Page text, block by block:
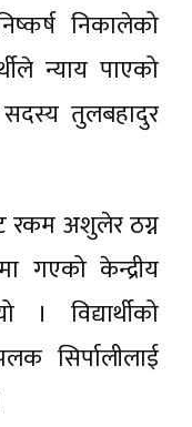
निकालेको
न्याय पाएको
सदस्य तुलबहादुर
रकम अशुलेर ठग्न
गएको केन्द्रीय
विद्यार्थीको
सिर्पालीलाई